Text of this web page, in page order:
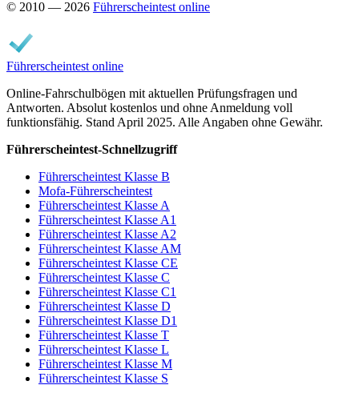
© 2010 — 2026 Führerscheintest online
Führerscheintest online
Online-Fahrschulbögen mit aktuellen Prüfungsfragen und
Antworten. Absolut kostenlos und ohne Anmeldung voll
funktionsfähig. Stand April 2025. Alle Angaben ohne Gewähr.
Führerscheintest-Schnellzugriff
Führerscheintest Klasse B
Mofa-Führerscheintest
Führerscheintest Klasse A
Führerscheintest Klasse A1
Führerscheintest Klasse A2
Führerscheintest Klasse AM
Führerscheintest Klasse CE
Führerscheintest Klasse C
Führerscheintest Klasse C1
Führerscheintest Klasse D
Führerscheintest Klasse D1
Führerscheintest Klasse T
Führerscheintest Klasse L
Führerscheintest Klasse M
Führerscheintest Klasse S